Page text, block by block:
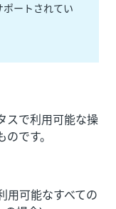
ポートされてい
スで利用可能な操
です。
用可能なすべての